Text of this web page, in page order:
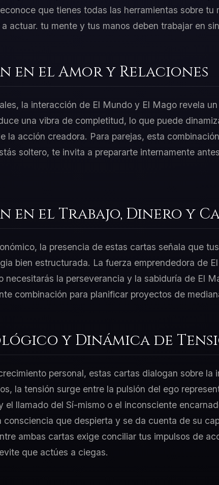
que tienes todas las herramientas sobre tu
actuar. tu mente y tus manos deben trabajar en
el Amor y Relaciones
la interacción de El Mundo y El Mago revela
una vibra de completitud, lo que puede
la acción creadora. Para parejas, esta
soltero, te invita a prepararte internamente
en el Trabajo, Dinero y
la presencia de estas cartas señala que
bien estructurada. La fuerza emprendedora de
necesitarás la perseverancia y la sabiduría de El
combinación para planificar proyectos de
y Dinámica de
personal, estas cartas dialogan sobre la
la tensión surge entre la pulsión del ego
el llamado del Sí-mismo o el inconsciente
consciencia que despierta y se da cuenta de su
ambas cartas exige conciliar tus impulsos de
que actúes a ciegas.